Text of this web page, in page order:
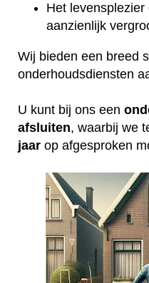
Het
aanzienlijk
Wij bieden een breed
onderhoudsdiensten
U kunt bij ons een
afsluiten, waarbij we
jaar op afgesproken